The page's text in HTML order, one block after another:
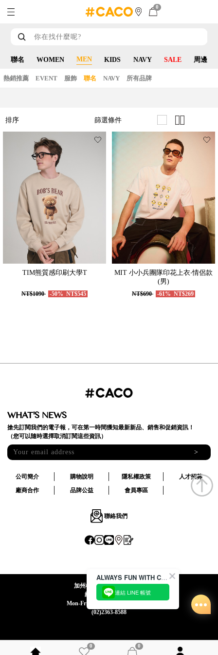
0
聯名 WOMEN MEN KIDS NAVY SALE 周邊
熱銷推薦 EVENT 服飾 聯名 NAVY 所有品牌
排序 篩選條件
TIM熊質感印刷大學T
NT$1090 -50% NT$545
MIT 小小兵團隊印花上衣‧情侶款
(男)
NT$690 -61% NT$269
0 0
WHAT'S NEWS
搶先訂閱我們的電子報，可在第一時間獲知最新新品、銷售和促銷資訊！
（您可以隨時選擇取消訂閱這些資訊）
>
公司簡介 購物說明 隱私權政策
人才招募
廠商合作
品牌公益 會員專區
聯絡我們
加州椰子國際股份有限公司
統一編號:24492069
Mon-Fri 09:00-12:30 / 13:30-18:00
(02)2363-8588
ALWAYS FUN WITH CACO !
連結 LINE 帳號